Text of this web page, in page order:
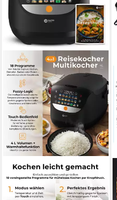
BALTER
Reiskocher Balter MK-01
Reiskocher Multikocher mit